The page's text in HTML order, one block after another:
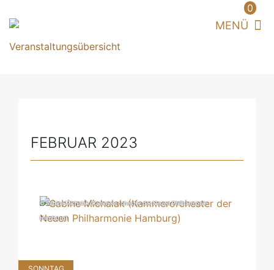
0
FEBRUAR 2023
SONNTAG
© Sabine Michalak (Kammerorchester der Neuen Philharmonie
Hamburg)